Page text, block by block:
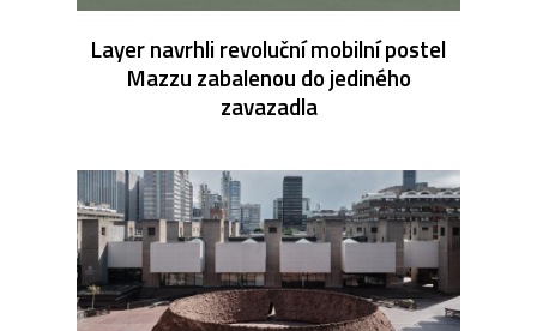
Layer navrhli revoluční mobilní postel
Mazzu zabalenou do jediného
zavazadla